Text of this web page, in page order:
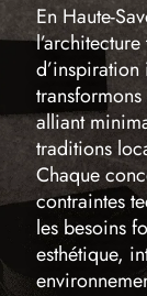
En Haute-
alliant
traditions
Chaque
contraintes
les besoins
esthétique,